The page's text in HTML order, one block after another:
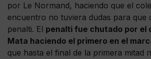
por Le Normand, haciendo que el
encuentro no tuviera dudas para que
penalti. El penalti fue chutado por el
Mata haciendo el primero en el
que hasta el final de la primera mitad